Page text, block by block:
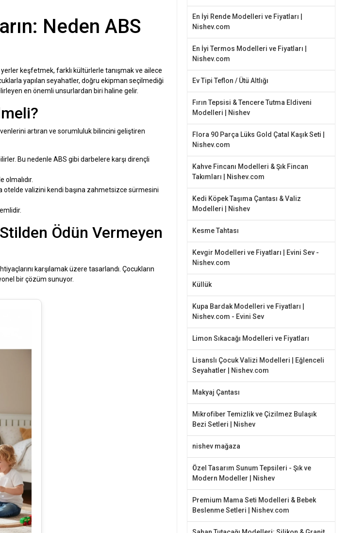
Neden ABS
keşfetmek, farklı kültürlerle tanışmak ve ailece
yapılan seyahatler, doğru ekipman seçilmediği
en önemli unsurlardan biri haline gelir.
artıran ve sorumluluk bilincini geliştiren
Bu nedenle ABS gibi darbelere karşı dirençli
olmalıdır.
valizini kendi başına zahmetsizce sürmesini
Ödün Vermeyen
karşılamak üzere tasarlandı. Çocukların
bir çözüm sunuyor.
En İyi Rende Modelleri ve Fiyatları |
Nishev.com
En İyi Termos Modelleri ve Fiyatları |
Nishev.com
Ev Tipi Teflon / Ütü Altlığı
Fırın Tepsisi & Tencere Tutma Eldiveni
Modelleri | Nishev
Flora 90 Parça Lüks Gold Çatal Kaşık Seti |
Nishev.com
Kahve Fincanı Modelleri & Şık Fincan
Takımları | Nishev.com
Kedi Köpek Taşıma Çantası & Valiz
Modelleri | Nishev
Kesme Tahtası
Kevgir Modelleri ve Fiyatları | Evini Sev -
Nishev.com
Küllük
Kupa Bardak Modelleri ve Fiyatları |
Nishev.com - Evini Sev
Limon Sıkacağı Modelleri ve Fiyatları
Lisanslı Çocuk Valizi Modelleri | Eğlenceli
Seyahatler | Nishev.com
Makyaj Çantası
Mikrofiber Temizlik ve Çizilmez Bulaşık
Bezi Setleri | Nishev
nishev mağaza
Özel Tasarım Sunum Tepsileri - Şık ve
Modern Modeller | Nishev
Premium Mama Seti Modelleri & Bebek
Beslenme Setleri | Nishev.com